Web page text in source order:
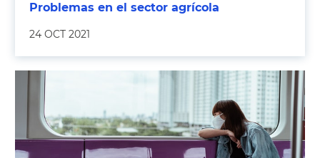
Problemas en el sector agrícola
24 OCT 2021